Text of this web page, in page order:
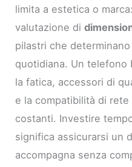
limita a estetica o
valutazione di
pilastri che
quotidiana. Un telefono
la fatica, accessori di
e la compatibilità di
costanti. Investire
significa assicurarsi un
accompagna senza